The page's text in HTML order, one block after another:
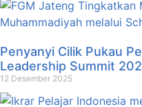
Penyanyi Cilik Pukau
Leadership Summit
12 Desember 2025